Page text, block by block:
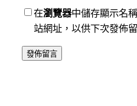
在瀏覽器中儲存顯示名
站網址，以供下次發佈